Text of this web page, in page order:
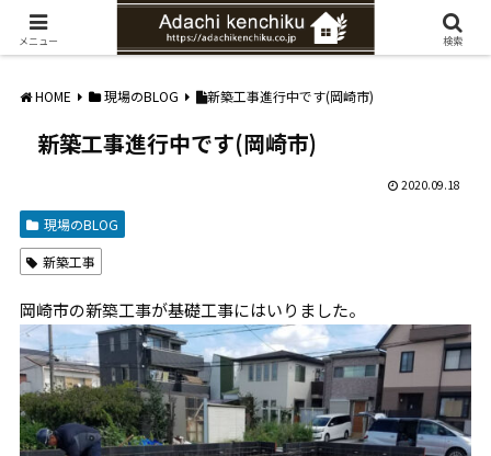
愛知県みよし市の工務店。自然素材を使ったナチュラルな家づくりをご提案
HOME 現場のBLOG 新築工事進行中です(岡崎市)
新築工事進行中です(岡崎市)
2020.09.18
現場のBLOG
新築工事
岡崎市の新築工事が基礎工事にはいりました。
メニュー 検索